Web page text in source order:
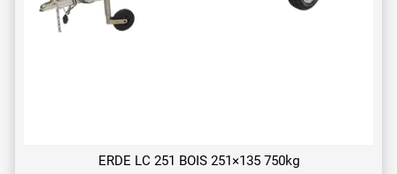
ERDE LC 251 BOIS 251×135 750kg